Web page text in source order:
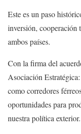
Este es un paso
inversión, cooperación
ambos países.
Con la firma del
Asociación
como corredores
oportunidades para
nuestra política exterior.